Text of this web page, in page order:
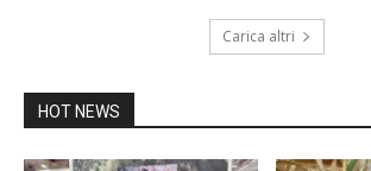
Carica altri
HOT NEWS